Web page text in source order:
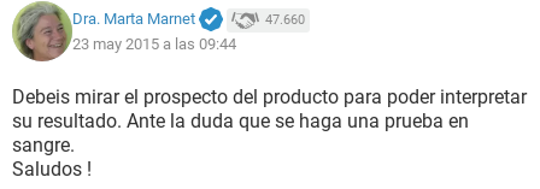
Dra. Marta Marnet 47.660
23 may 2015 a las 09:44
Debeis mirar el prospecto del producto para poder interpretar
su resultado. Ante la duda que se haga una prueba en
sangre.
Saludos !